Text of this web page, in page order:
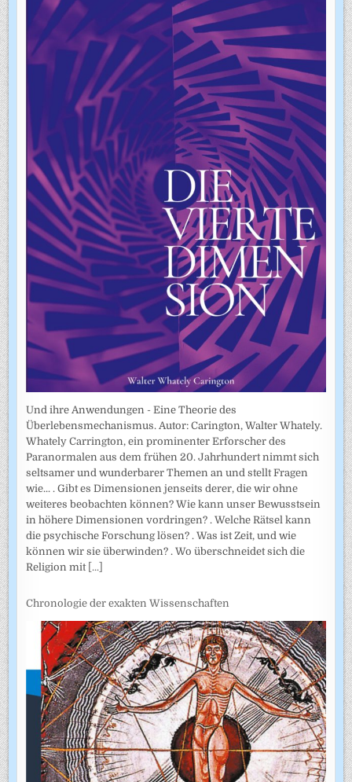
Und ihre Anwendungen - Eine Theorie des
Überlebensmechanismus. Autor: Carington, Walter Whately.
Whately Carrington, ein prominenter Erforscher des
Paranormalen aus dem frühen 20. Jahrhundert nimmt sich
seltsamer und wunderbarer Themen an und stellt Fragen
wie... . Gibt es Dimensionen jenseits derer, die wir ohne
weiteres beobachten können? Wie kann unser Bewusstsein
in höhere Dimensionen vordringen? . Welche Rätsel kann
die psychische Forschung lösen? . Was ist Zeit, und wie
können wir sie überwinden? . Wo überschneidet sich die
Religion mit [...]
Chronologie der exakten Wissenschaften